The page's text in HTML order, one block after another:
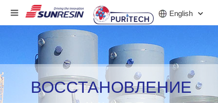
English
КОМПАНИЯ
ПРОДУКТ ВОССТАНОВЛЕНИЕ